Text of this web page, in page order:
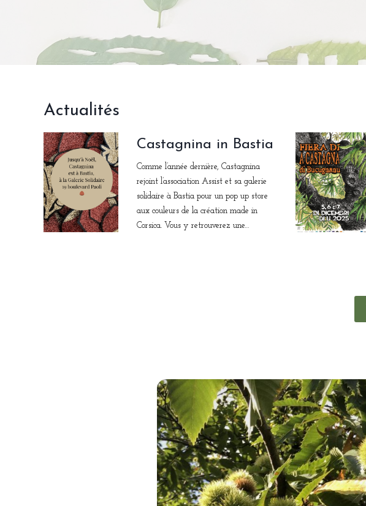
Actualités
Castagnina in Bastia
Comme l’année dernière, Castagnina
rejoint l’association Assist et sa galerie
solidaire à Bastia pour un pop up store
aux couleurs de la création made in
Corsica. Vous y retrouverez une…